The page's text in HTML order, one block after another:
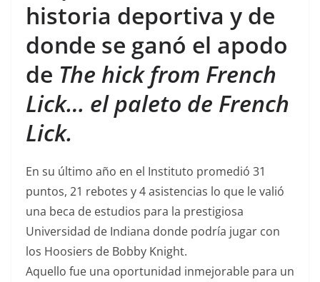
historia deportiva y de
donde se ganó el apodo
de The hick from French
Lick… el paleto de French
Lick.
En su último año en el Instituto promedió 31
puntos, 21 rebotes y 4 asistencias lo que le valió
una beca de estudios para la prestigiosa
Universidad de Indiana donde podría jugar con
los Hoosiers de Bobby Knight.
Aquello fue una oportunidad inmejorable para un